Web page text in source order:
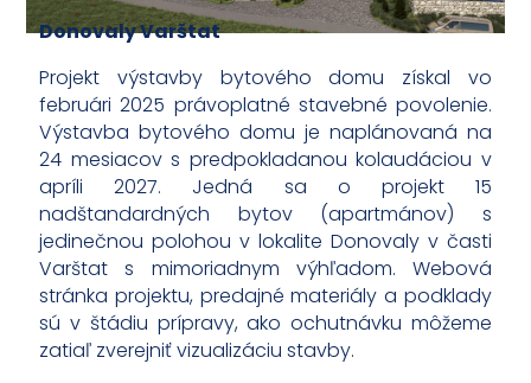
Donovaly Varštat
Projekt výstavby bytového domu získal vo
februári 2025 právoplatné stavebné povolenie.
Výstavba bytového domu je naplánovaná na
24 mesiacov s predpokladanou kolaudáciou v
apríli 2027. Jedná sa o projekt 15
nadštandardných bytov (apartmánov) s
jedinečnou polohou v lokalite Donovaly v časti
Varštat s mimoriadnym výhľadom. Webová
stránka projektu, predajné materiály a podklady
sú v štádiu prípravy, ako ochutnávku môžeme
zatiaľ zverejniť vizualizáciu stavby.